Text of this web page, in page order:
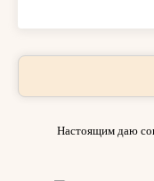
Настоящим даю